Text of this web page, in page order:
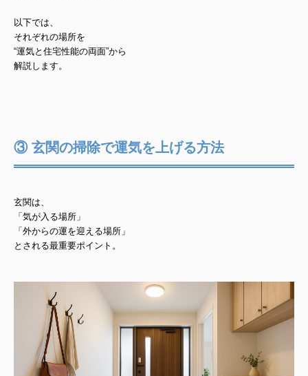
以下では、
それぞれの場所を
“運気と住宅性能の両面”から
解説します。
③ 玄関の掃除で運気を上げる方法
玄関は、
「気が入る場所」
「外からの運を迎える場所」
とされる最重要ポイント。